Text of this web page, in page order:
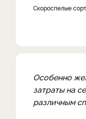
Скороспелые
Особенно
затраты на
различным